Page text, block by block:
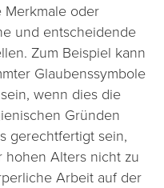
Merkmale oder
und entscheidende
Zum Beispiel kann
Glaubenssymbole
wenn dies die
Gründen
gerechtfertigt sein,
Alters nicht zu
Arbeit auf der